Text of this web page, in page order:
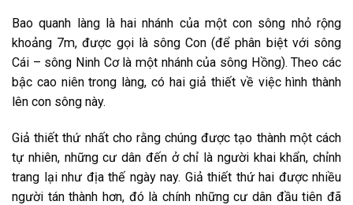
Bao quanh làng là hai nhánh của một con sông nhỏ rộng
khoảng 7m, được gọi là sông Con (để phân biệt với sông
Cái – sông Ninh Cơ là một nhánh của sông Hồng). Theo các
bậc cao niên trong làng, có hai giả thiết về việc hình thành
lên con sông này.
Giả thiết thứ nhất cho rằng chúng được tạo thành một cách
tự nhiên, những cư dân đến ở chỉ là người khai khẩn, chỉnh
trang lại như địa thế ngày nay. Giả thiết thứ hai được nhiều
người tán thành hơn, đó là chính những cư dân đầu tiên đã